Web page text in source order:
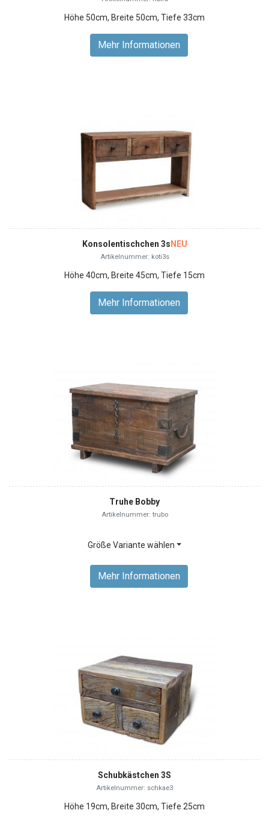
Höhe 50cm, Breite 50cm, Tiefe 33cm
Mehr Informationen
Konsolentischchen 3s NEU
Artikelnummer: koti3s
Höhe 40cm, Breite 45cm, Tiefe 15cm
Mehr Informationen
Truhe Bobby
Artikelnummer: trubo
Größe Variante wählen
Mehr Informationen
Schubkästchen 3S
Artikelnummer: schkae3
Höhe 19cm, Breite 30cm, Tiefe 25cm